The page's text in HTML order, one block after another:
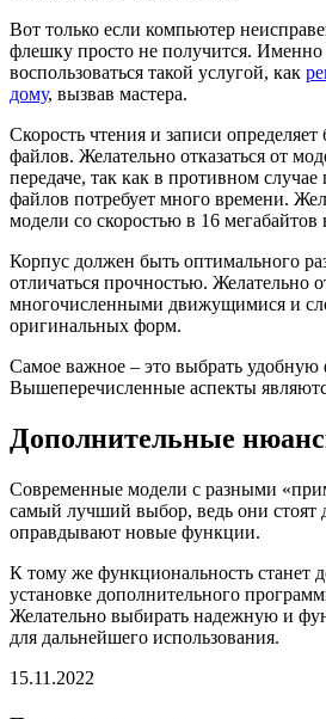
Вот только если компьютер
флешку просто не получится.
воспользоваться такой услугой, как
дому, вызвав мастера.
Скорость чтения и записи определяет
файлов. Желательно отказаться от
передаче, так как в противном
файлов потребует много времени.
модели со скоростью в 16 мегабайтов
Корпус должен быть оптимального
отличаться прочностью. Желательно
многочисленными движущимися и
оригинальных форм.
Самое важное – это выбрать удобную
Вышеперечисленные аспекты
Дополнительные
Современные модели с разными
самый лучший выбор, ведь они стоят
оправдывают новые функции.
К тому же функциональность станет
установке дополнительного
Желательно выбирать надежную и
для дальнейшего использования.
15.11.2022